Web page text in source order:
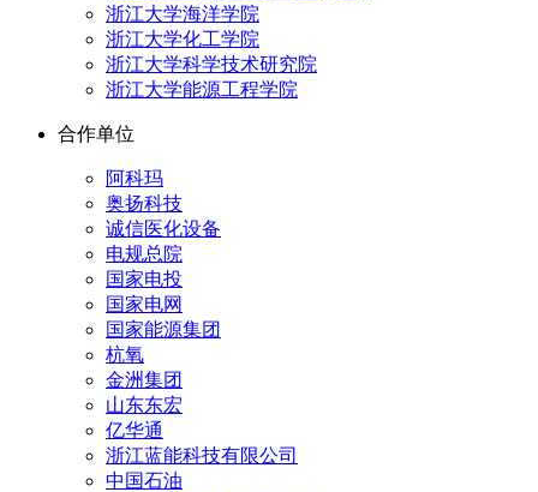
浙江大学海洋学院
浙江大学化工学院
浙江大学科学技术研究院
浙江大学能源工程学院
合作单位
阿科玛
奥扬科技
诚信医化设备
电规总院
国家电投
国家电网
国家能源集团
杭氧
金洲集团
山东东宏
亿华通
浙江蓝能科技有限公司
中国石油